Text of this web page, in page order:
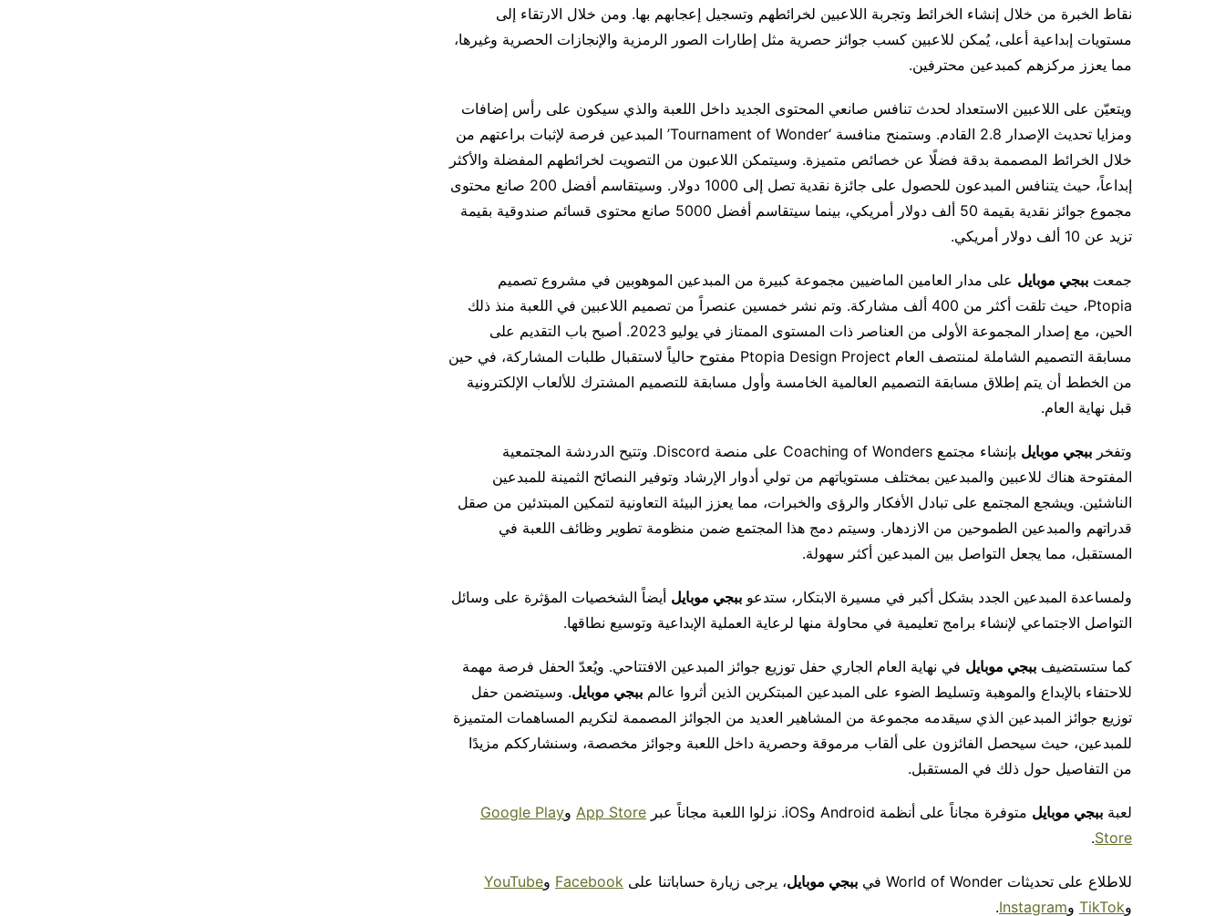
نقاط الخبرة من خلال إنشاء الخرائط وتجربة اللاعبين لخرائطهم وتسجيل إعجابهم بها. ومن خلال الارتقاء إلى
مستويات إبداعية أعلى، يُمكن للاعبين كسب جوائز حصرية مثل إطارات الصور الرمزية والإنجازات الحصرية وغيرها،
مما يعزز مركزهم كمبدعين محترفين.
ويتعيّن على اللاعبين الاستعداد لحدث تنافس صانعي المحتوى الجديد داخل اللعبة والذي سيكون على رأس إضافات
ومزايا تحديث الإصدار 2.8 القادم. وستمنح منافسة ‘Tournament of Wonder’ المبدعين فرصة لإثبات براعتهم من
خلال الخرائط المصممة بدقة فضلًا عن خصائص متميزة. وسيتمكن اللاعبون من التصويت لخرائطهم المفضلة والأكثر
إبداعاً، حيث يتنافس المبدعون للحصول على جائزة نقدية تصل إلى 1000 دولار. وسيتقاسم أفضل 200 صانع محتوى
مجموع جوائز نقدية بقيمة 50 ألف دولار أمريكي، بينما سيتقاسم أفضل 5000 صانع محتوى قسائم صندوقية بقيمة
تزيد عن 10 ألف دولار أمريكي.
جمعت ببجي موبايل على مدار العامين الماضيين مجموعة كبيرة من المبدعين الموهوبين في مشروع تصميم
Ptopia، حيث تلقت أكثر من 400 ألف مشاركة. وتم نشر خمسين عنصراً من تصميم اللاعبين في اللعبة منذ ذلك
الحين، مع إصدار المجموعة الأولى من العناصر ذات المستوى الممتاز في يوليو 2023. أصبح باب التقديم على
مسابقة التصميم الشاملة لمنتصف العام Ptopia Design Project مفتوح حالياً لاستقبال طلبات المشاركة، في حين
من الخطط أن يتم إطلاق مسابقة التصميم العالمية الخامسة وأول مسابقة للتصميم المشترك للألعاب الإلكترونية
قبل نهاية العام.
وتفخر ببجي موبايل
بإنشاء مجتمع Coaching of Wonders على منصة Discord. وتتيح الدردشة المجتمعية
المفتوحة هناك للاعبين والمبدعين بمختلف مستوياتهم من تولي أدوار الإرشاد وتوفير النصائح الثمينة للمبدعين
الناشئين. ويشجع المجتمع على تبادل الأفكار والرؤى والخبرات، مما يعزز البيئة التعاونية لتمكين المبتدئين من صقل
قدراتهم والمبدعين الطموحين من الازدهار. وسيتم دمج هذا المجتمع ضمن منظومة تطوير وظائف اللعبة في
المستقبل، مما يجعل التواصل بين المبدعين أكثر سهولة.
ولمساعدة المبدعين الجدد بشكل أكبر في مسيرة الابتكار، ستدعو ببجي موبايل أيضاً الشخصيات المؤثرة على وسائل
التواصل الاجتماعي لإنشاء برامج تعليمية في محاولة منها لرعاية العملية الإبداعية وتوسيع نطاقها.
كما ستستضيف ببجي موبايل في نهاية العام الجاري حفل توزيع جوائز المبدعين الافتتاحي. ويُعدّ الحفل فرصة مهمة
للاحتفاء بالإبداع والموهبة وتسليط الضوء على المبدعين المبتكرين الذين أثروا عالم ببجي موبايل. وسيتضمن حفل
توزيع جوائز المبدعين الذي سيقدمه مجموعة من المشاهير العديد من الجوائز المصممة لتكريم المساهمات المتميزة
للمبدعين، حيث سيحصل الفائزون على ألقاب مرموقة وحصرية داخل اللعبة وجوائز مخصصة، وسنشارككم مزيدًا
من التفاصيل حول ذلك في المستقبل.
لعبة ببجي موبايل متوفرة مجاناً على أنظمة Android وiOS. نزلوا اللعبة مجاناً عبر App Store وGoogle Play
Store
.
للاطلاع على تحديثات World of Wonder في ببجي موبايل، يرجى زيارة حساباتنا على Facebook وYouTube
وTikTok وInstagram
.